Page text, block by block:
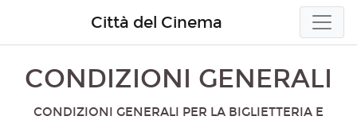
Città del Cinema
CONDIZIONI GENERALI
CONDIZIONI GENERALI PER LA BIGLIETTERIA E